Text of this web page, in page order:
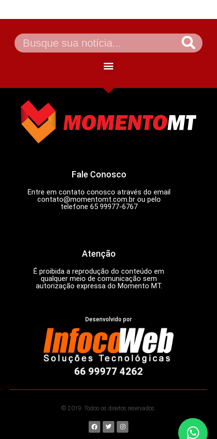
Fale Conosco
Entre em contato conosco através do email
contato@momentomt.com.brou pelo
telefone 65 99977-6767
Atenção
É proibida a reprodução do conteúdo em
qualquer meio de comunicação sem
autorização expressa do Momento MT.
Desenvolvido por
66 99977 4262
© 2019. Todos os direitos reservados.